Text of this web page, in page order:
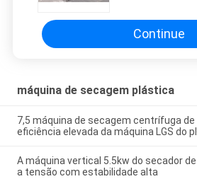
Continue
máquina de secagem plástica
7,5 máquina de secagem centrífuga
eficiência elevada da máquina LGS do
A máquina vertical 5.5kw do secador
a tensão com estabilidade alta